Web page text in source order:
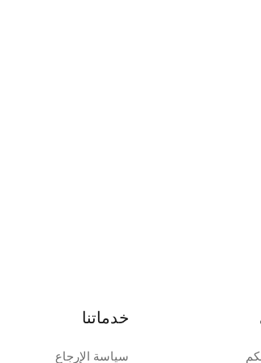
خدماتنا
سياسة الإرجاع